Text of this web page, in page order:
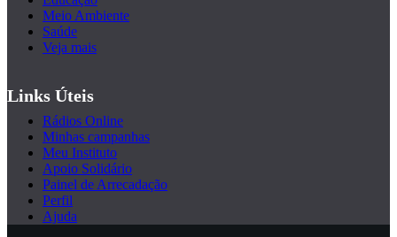
Meio Ambiente
Saúde
Veja mais
Links Úteis
Rádios Online
Minhas campanhas
Meu Instituto
Apoio Solidário
Painel de Arrecadação
Perfil
Ajuda